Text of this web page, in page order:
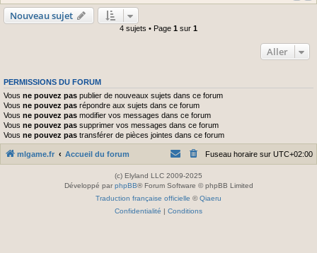
Nouveau sujet
4 sujets • Page 1 sur 1
Aller
PERMISSIONS DU FORUM
Vous ne pouvez pas publier de nouveaux sujets dans ce forum
Vous ne pouvez pas répondre aux sujets dans ce forum
Vous ne pouvez pas modifier vos messages dans ce forum
Vous ne pouvez pas supprimer vos messages dans ce forum
Vous ne pouvez pas transférer de pièces jointes dans ce forum
mlgame.fr Accueil du forum Fuseau horaire sur UTC+02:00
(c) Elyland LLC 2009-2025
Développé par phpBB® Forum Software © phpBB Limited
Traduction française officielle ©Qiaeru
Confidentialité | Conditions